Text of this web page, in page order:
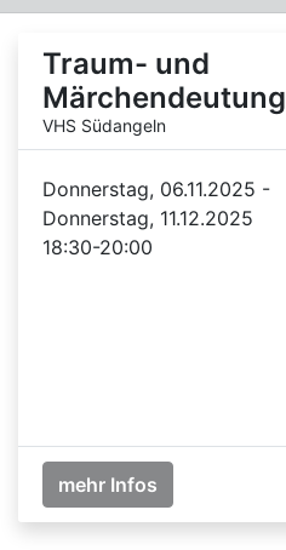
Traum- und
Märchendeutung
VHS Südangeln
Donnerstag, 06.11.2025 -
Donnerstag, 11.12.2025
18:30-20:00
mehr Infos